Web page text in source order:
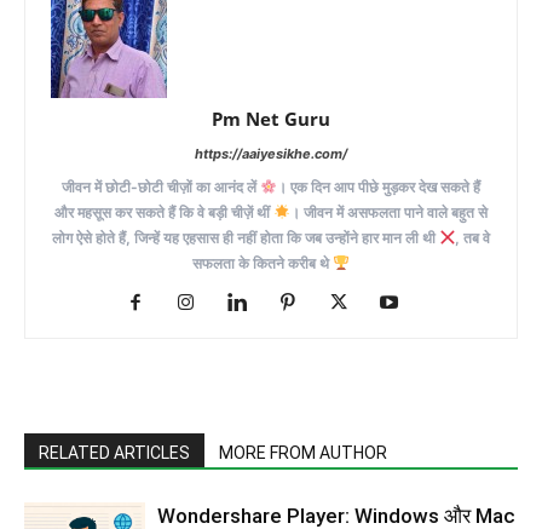
Pm Net Guru
https://aaiyesikhe.com/
जीवन में छोटी-छोटी चीज़ों का आनंद लें
। एक दिन आप पीछे मुड़कर देख सकते हैं
और महसूस कर सकते हैं कि वे बड़ी चीज़ें थीं
। जीवन में असफलता पाने वाले बहुत से
लोग ऐसे होते हैं, जिन्हें यह एहसास ही नहीं होता कि जब उन्होंने हार मान ली थी
, तब वे
सफलता के कितने करीब थे
RELATED ARTICLES MORE FROM AUTHOR
Wondershare Player: Windows और Mac